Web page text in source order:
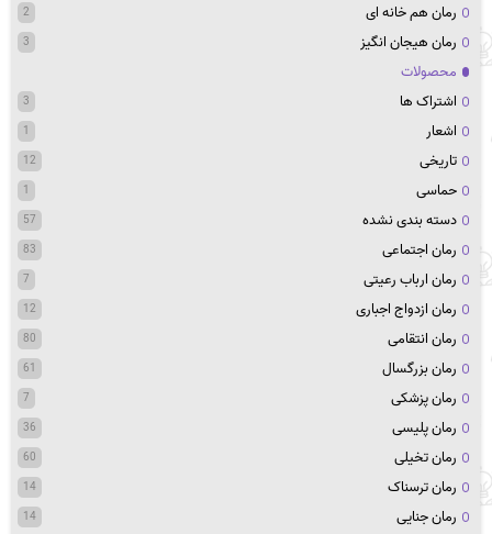
رمان هم خانه ای 2
رمان هیجان انگیز 3
محصولات
اشتراک ها
3
اشعار 1
تاریخی 12
حماسی 1
دسته بندی نشده 57
رمان اجتماعی 83
رمان ارباب رعیتی 7
رمان ازدواج اجباری 12
رمان انتقامی 80
رمان بزرگسال 61
رمان پزشکی 7
رمان پلیسی 36
رمان تخیلی 60
رمان ترسناک 14
رمان جنایی 14